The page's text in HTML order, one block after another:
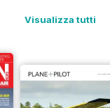
Visualizza tutti